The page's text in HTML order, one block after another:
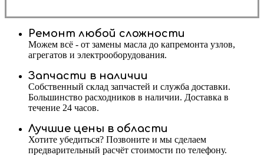
Ремонт любой сложности
Можем всё - от замены масла до капремонта узлов,
агрегатов и электрооборудования.
Запчасти в наличии
Собственный склад запчастей и служба доставки.
Большинство расходников в наличии. Доставка в
течение 24 часов.
Лучшие цены в области
Хотите убедиться? Позвоните и мы сделаем
предварительный расчёт стоимости по телефону.